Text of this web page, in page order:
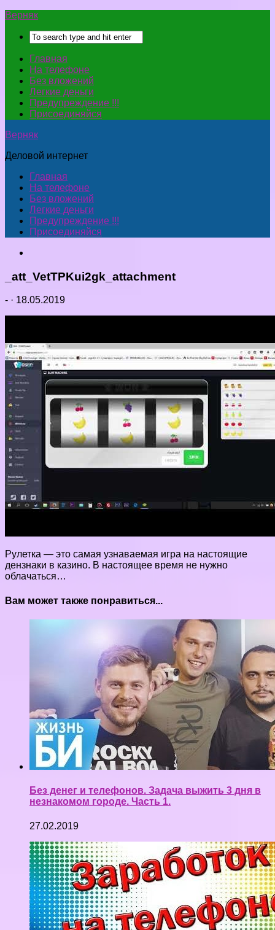
Верняк
Главная
На телефоне
Без вложений
Легкие деньги
Предупреждение !!!
Присоединяйся
Верняк
Деловой интернет
Главная
На телефоне
Без вложений
Легкие деньги
Предупреждение !!!
Присоединяйся
_att_VetTPKui2gk_attachment
- · 18.05.2019
Рулетка — это самая узнаваемая игра на настоящие
дензнаки в казино. В настоящее время не нужно
облачаться…
Вам может также понравиться...
Без денег и телефонов. Задача выжить 3 дня в
незнакомом городе. Часть 1.
27.02.2019